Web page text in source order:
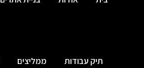
תיק עבודות ממליצים